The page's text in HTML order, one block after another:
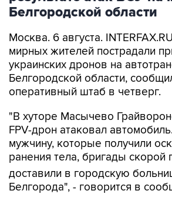
Белгородской области
Москва. 6 августа.
мирных жителей пострадали
украинских дронов на
Белгородской области,
оперативный штаб в четверг.
"В хуторе Масычево
FPV-дрон атаковал
мужчину, которые получили
ранения тела, бригады скорой
доставили в городскую
Белгорода", - говорится в